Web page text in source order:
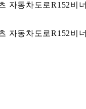
자동차도로R152비
자동차도로R152비